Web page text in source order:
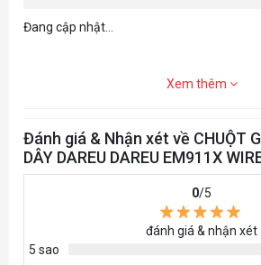
Đang cập nhật...
Xem thêm
Đánh giá & Nhận xét về CHUỘT
DÂY DAREU DAREU EM911X
0/5
đánh giá & nhận xét
5 sao